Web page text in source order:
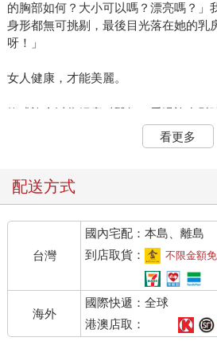
的胸部如何？大小可以嗎？漂亮嗎？」
身形都無可挑剔，最後目光落在她的乳
呀！」
女人健康，才能美麗。
妳或許會以為婦產科醫師，看過許多鬆
大小不一的乳房，對乳房有一定審美標
也敢問我？」很抱歉讓妳失望了，可是
部分的女性容易陷入對自己外貌（當
為什麼會有病患跑來這裡找自己的完美
曾說過她的乳房很美嗎？還是自信心不
身體的全部，並且很自在地享受身體為
情。花時間正確看待自己的身體，越是
就能同時擁有健康與美麗。
妳好奇乳房有什麼樣功能嗎？究竟女性
看更多
配送方式
台灣
國內宅配：本島、離島
到店取貨：
不限金額
海外
國際快遞：全球
港澳店取：